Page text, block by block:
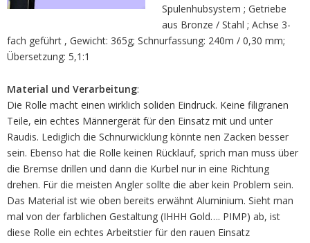
Spulenhubsystem ; Getriebe
aus Bronze / Stahl ; Achse 3-
fach geführt , Gewicht: 365g; Schnurfassung: 240m / 0,30 mm;
Übersetzung: 5,1:1
Material und Verarbeitung:
Die Rolle macht einen wirklich soliden Eindruck. Keine filigranen
Teile, ein echtes Männergerät für den Einsatz mit und unter
Raudis. Lediglich die Schnurwicklung könnte nen Zacken besser
sein. Ebenso hat die Rolle keinen Rücklauf, sprich man muss über
die Bremse drillen und dann die Kurbel nur in eine Richtung
drehen. Für die meisten Angler sollte die aber kein Problem sein.
Das Material ist wie oben bereits erwähnt Aluminium. Sieht man
mal von der farblichen Gestaltung (IHHH Gold…. PIMP) ab, ist
diese Rolle ein echtes Arbeitstier für den rauen Einsatz